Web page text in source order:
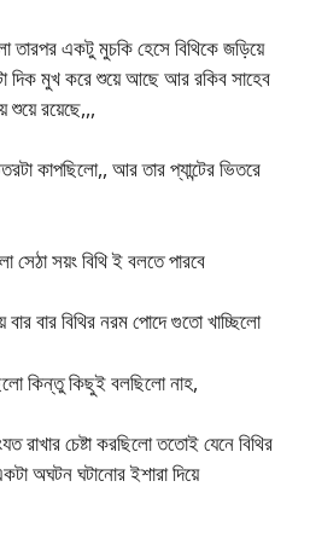
তারপর একটু মুচকি হেসে বিথিকে জড়িয়ে
দিক মুখ করে শুয়ে আছে আর রকিব সাহেব
শুয়ে রয়েছে,,,
কাপছিলো,, আর তার প্যান্টের ভিতরে
সেঠা সয়ং বিথি ই বলতে পারবে
বার বিথির নরম পোদে গুতো খাচ্ছিলো
কিন্তু কিছুই বলছিলো নাহ,
রাখার চেষ্টা করছিলো ততোই যেনে বিথির
অঘটন ঘটানোর ইশারা দিয়ে